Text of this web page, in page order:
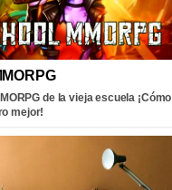
de la vieja escuela ¡Cómo
mejor!